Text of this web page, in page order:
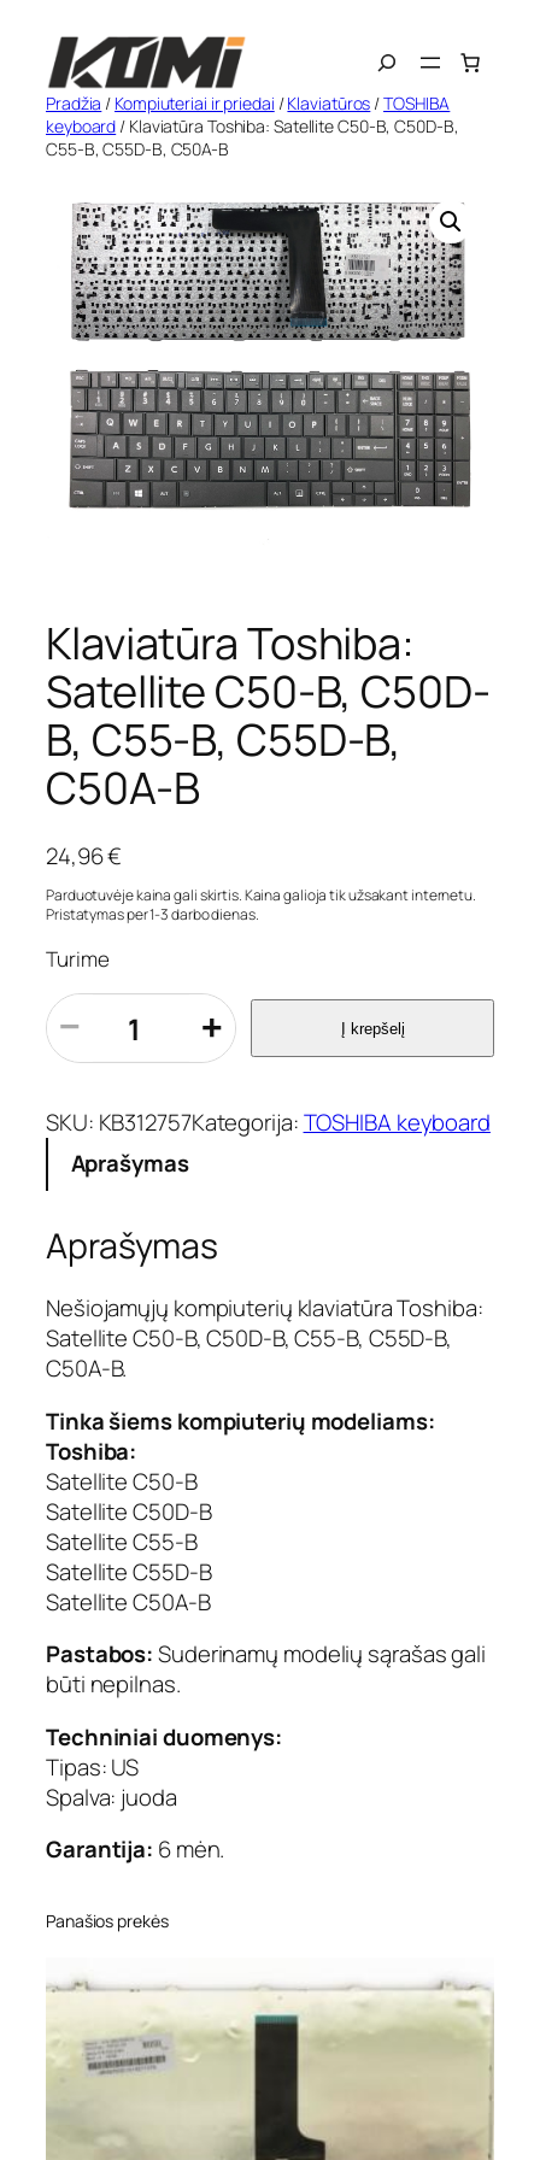
turinio
Search
Pradžia / Kompiuteriai ir priedai /Klaviatūros /TOSHIBA
keyboard / Klaviatūra Toshiba: Satellite C50-B, C50D-B,
C55-B, C55D-B, C50A-B
Klaviatūra Toshiba:
Satellite C50-B, C50D-
B, C55-B, C55D-B,
C50A-B
24,96€
Parduotuvėje kaina gali skirtis. Kaina galioja tik užsakant internetu.
Pristatymas per 1-3 darbo dienas.
Turime
p
r
o
u
k
o
i
k
i
s
:
a
v
i
a
t
ū
r
a
T
o
s
h
b
:
t
l
− + Į krepšelį
SKU: KB312757Kategorija:TOSHIBA keyboard
Aprašymas
Aprašymas
Nešiojamųjų kompiuterių klaviatūra Toshiba:
Satellite C50-B, C50D-B, C55-B, C55D-B,
C50A-B.
Tinka šiems kompiuterių modeliams:
Toshiba:
Satellite C50-B
Satellite C50D-B
Satellite C55-B
Satellite C55D-B
Satellite C50A-B
Pastabos:Suderinamų modelių sąrašas gali
būti nepilnas.
Techniniai duomenys:
Tipas: US
Spalva: juoda
Garantija: 6 mėn.
Panašios prekės